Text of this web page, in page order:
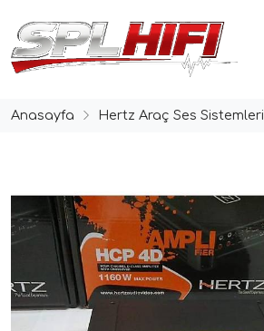
Anasayfa Hertz Araç Ses Sistemleri